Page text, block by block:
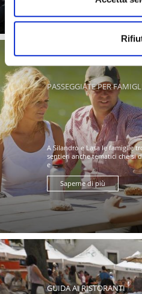
PASSEGGIATE PER
A Silandro e Lasa le famiglie
sentieri anche tematici che si
e ...
Saperne di più
GUIDA AI RISTORANTI